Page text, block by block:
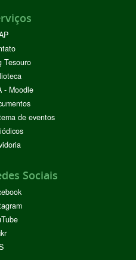
Tesouro
- Moodle
de eventos
Sociais